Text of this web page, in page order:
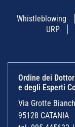
Whistleblowing
URP
Ordine dei
e degli Esperti
Via Grotte
95128 CATANIA